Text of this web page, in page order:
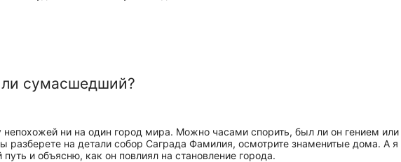
сумаcшедший?
непохожей ни на один город мира. Можно часами спорить, был ли он гением
разберете на детали собор Саграда Фамилия, осмотрите знаменитые дома.
и объясню, как он повлиял на становление города.